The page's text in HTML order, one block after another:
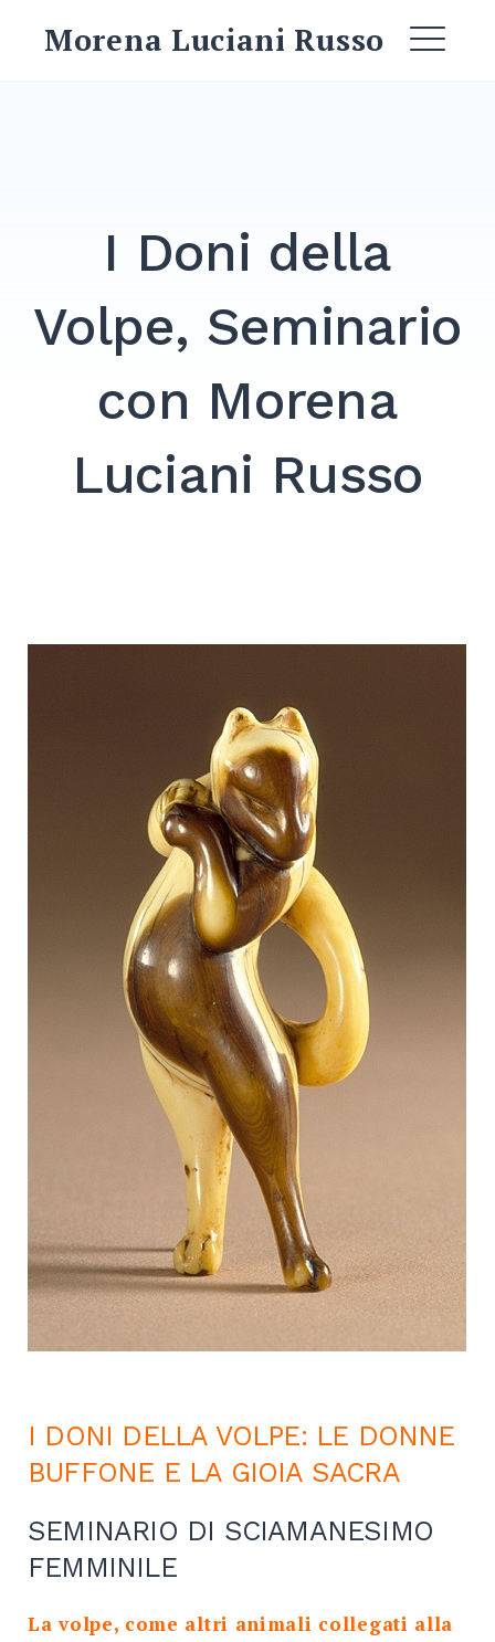
Morena Luciani Russo
EXPAND
I Doni della
Volpe, Seminario
con Morena
Luciani Russo
I DONI DELLA VOLPE: LE DONNE
BUFFONE E LA GIOIA SACRA
SEMINARIO DI SCIAMANESIMO
FEMMINILE
La volpe, come altri animali collegati alla